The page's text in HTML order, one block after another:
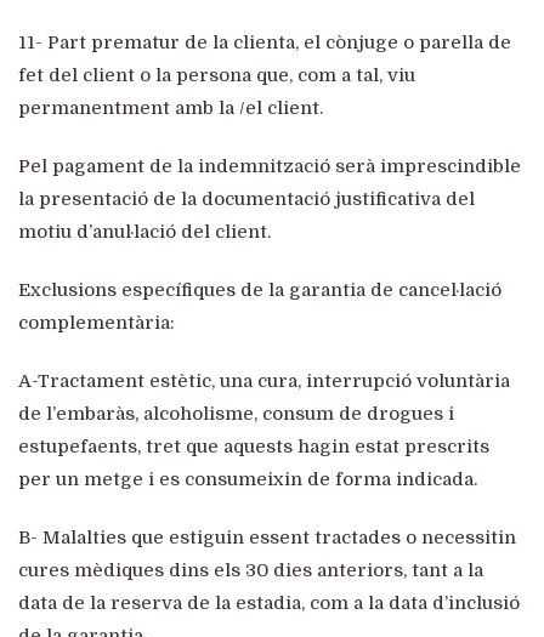
11- Part prematur de la clienta, el cònjuge o parella de
fet del client o la persona que, com a tal, viu
permanentment amb la /el client.
Pel pagament de la indemnització serà imprescindible
la presentació de la documentació justificativa del
motiu d’anul·lació del client.
Exclusions específiques de la garantia de cancel·lació
complementària:
A-Tractament estètic, una cura, interrupció voluntària
de l’embaràs, alcoholisme, consum de drogues i
estupefaents, tret que aquests hagin estat prescrits
per un metge i es consumeixin de forma indicada.
B- Malalties que estiguin essent tractades o necessitin
cures mèdiques dins els 30 dies anteriors, tant a la
data de la reserva de la estadia, com a la data d’inclusió